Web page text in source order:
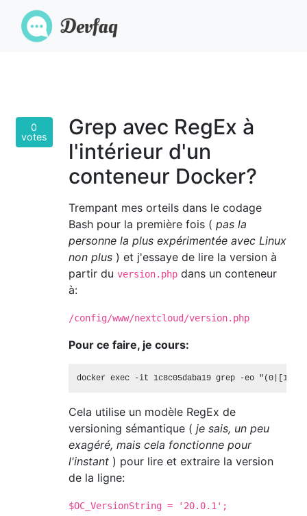
0
votes
Grep avec RegEx à
l'intérieur d'un
conteneur Docker?
Trempant mes orteils dans le codage
Bash pour la première fois ( pas la
personne la plus expérimentée avec Linux
non plus) et j'essaye de lire la version à
partir du version.phpdans un conteneur
à:
/config/www/nextcloud/version.php
Pour ce faire, je cours:
Cela utilise un modèle RegEx de
versioning sémantique ( je sais, un peu
exagéré, mais cela fonctionne pour
l'instant) pour lire et extraire la version
de la ligne:
$OC_VersionString = '20.0.1';